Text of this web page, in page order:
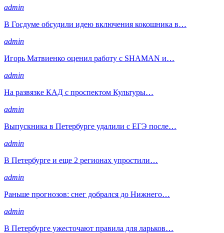
admin
В Госдуме обсудили идею включения кокошника в…
admin
Игорь Матвиенко оценил работу с SHAMAN и…
admin
На развязке КАД с проспектом Культуры…
admin
Выпускника в Петербурге удалили с ЕГЭ после…
admin
В Петербурге и еще 2 регионах упростили…
admin
Раньше прогнозов: снег добрался до Нижнего…
admin
В Петербурге ужесточают правила для ларьков…